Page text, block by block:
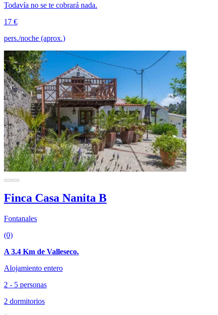
Todavía no se te cobrará nada.
17 €
pers./noche (aprox.)
Finca Casa Nanita B
Fontanales
(0)
A 3.4 Km de Valleseco.
Alojamiento entero
2 - 5 personas
2 dormitorios